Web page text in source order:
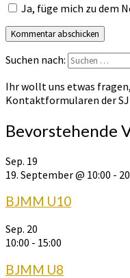
Ja, füge mich zu dem
Suchen nach:
Ihr wollt uns etwas fragen,
Kontaktformularen der
Bevorstehende
Sep. 19
19. September @ 10:00 -
BJMM U10
Sep. 20
10:00 - 15:00
BJMM U8